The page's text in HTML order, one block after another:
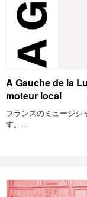
A Gauche de la
moteur local
フランスのミュージシ
す。...